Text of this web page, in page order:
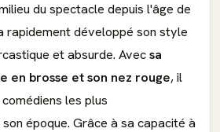
du spectacle depuis l'âge de
rapidement développé son style
et absurde. Avecsa
en brosse et son nez rouge, il
les plus
époque. Grâce à sa capacité à